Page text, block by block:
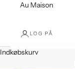
Au Maison
LOG PÅ
Indkøbskurv